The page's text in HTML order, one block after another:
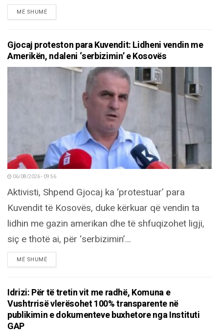
MË SHUMËDETAILS
Gjocaj proteston para Kuvendit: Lidheni vendin me
Amerikën, ndaleni ‘serbizimin’ e Kosovës
06/08/2026 - 09:56
Aktivisti, Shpend Gjocaj ka ‘protestuar’ para
Kuvendit të Kosovës, duke kërkuar që vendin ta
lidhin me gazin amerikan dhe të shfuqizohet ligji,
siç e thotë ai, për ‘serbizimin’...
MË SHUMËDETAILS
Idrizi: Për të tretin vit me radhë, Komuna e
Vushtrrisë vlerësohet 100% transparente në
publikimin e dokumenteve buxhetore nga Instituti
GAP